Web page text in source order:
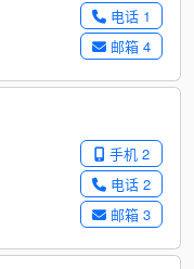
电话 1
邮箱 4
手机 2
电话 2
邮箱 3